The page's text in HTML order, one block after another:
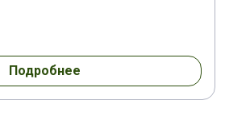
Подробнее